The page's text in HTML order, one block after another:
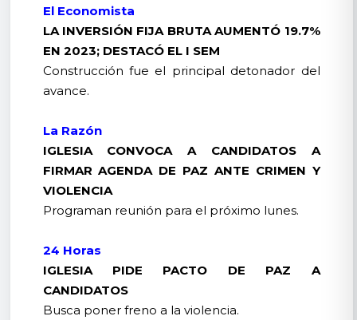
El Economista
LA INVERSIÓN FIJA BRUTA AUMENTÓ 19.7%
EN 2023; DESTACÓ EL I SEM
Construcción fue el principal detonador del
avance.
La Razón
IGLESIA CONVOCA A CANDIDATOS A
FIRMAR AGENDA DE PAZ ANTE CRIMEN Y
VIOLENCIA
Programan reunión para el próximo lunes.
24 Horas
IGLESIA PIDE PACTO DE PAZ A
CANDIDATOS
Busca poner freno a la violencia.